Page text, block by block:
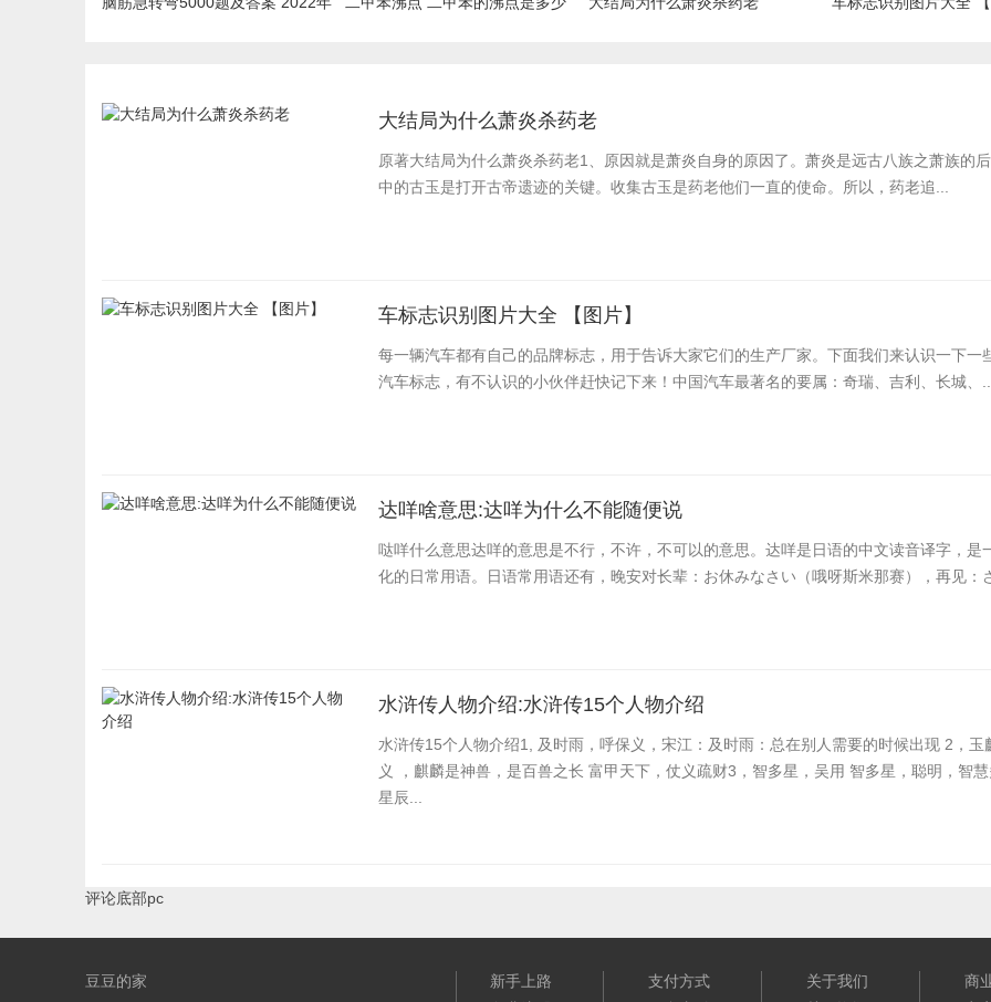
大结局为什么萧炎杀药老
原著大结局为什么萧炎杀药老​1、原因就是萧炎自身的原因了。萧炎是远古八族之萧族的
中的古玉是打开古帝遗迹的关键。收集古玉是药老他们一直的使命。所以，药老追...
车标志识别图片大全 【图片】
每一辆汽车都有自己的品牌标志，用于告诉大家它们的生产厂家。下面我们来认识一下一
汽车标志，有不认识的小伙伴赶快记下来！中国汽车最著名的要属：奇瑞、吉利、长城、
达咩啥意思:达咩为什么不能随便说
哒咩什么意思达咩的意思是不行，不许，不可以的意思。达咩是日语的中文读音译字，是
化的日常用语。日语常用语还有，晚安对长辈：お休みなさい（哦呀斯米那赛），再见：
水浒传人物介绍:水浒传15个人物介绍
水浒传15个人物介绍1, 及时雨，呼保义，宋江：及时雨：总在别人需要的时候出现 2，玉
义 ，麒麟是神兽，是百兽之长 富甲天下，仗义疏财3，智多星，吴用 智多星，聪明，智
星辰...
评论底部pc
豆豆的家
新手上路
支付方式
关于我们
商